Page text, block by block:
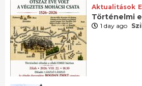
Aktualitások
Történelmi
1 day ago